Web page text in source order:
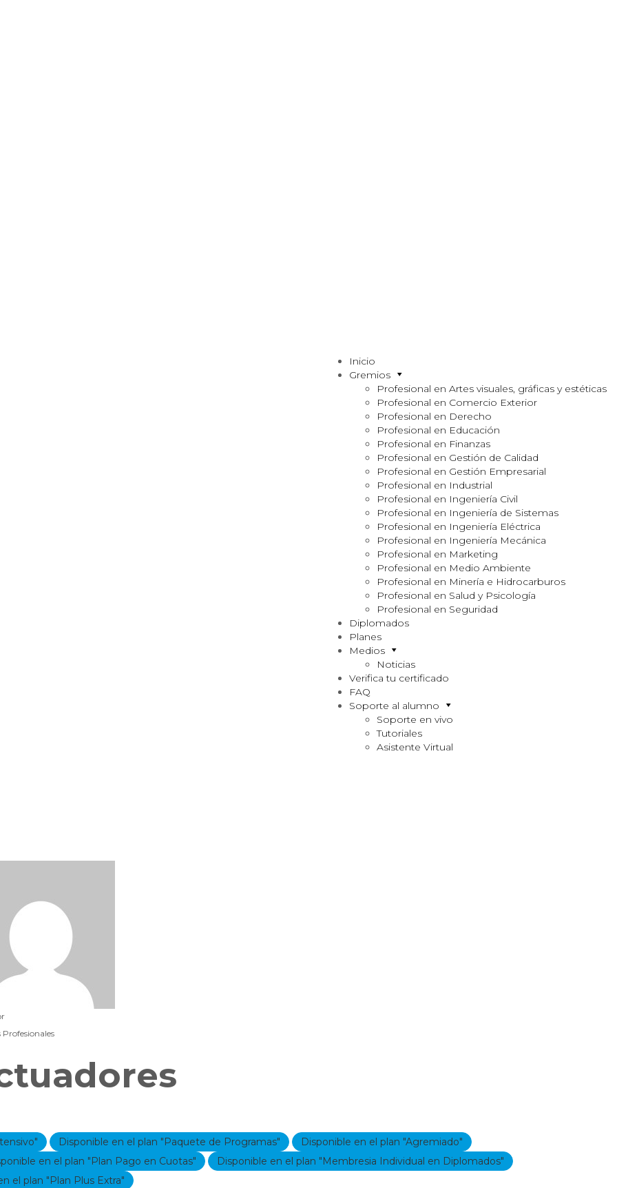
Inicio
Gremios
Profesional en Artes visuales, gráficas y estéticas
Profesional en Comercio Exterior
Profesional en Derecho
Profesional en Educación
Profesional en Finanzas
Profesional en Gestión de Calidad
Profesional en Gestión Empresarial
Profesional en Industrial
Profesional en Ingeniería Civil
Profesional en Ingeniería de Sistemas
Profesional en Ingeniería Eléctrica
Profesional en Ingeniería Mecánica
Profesional en Marketing
Profesional en Medio Ambiente
Profesional en Minería e Hidrocarburos
Profesional en Salud y Psicología
Profesional en Seguridad
Diplomados
Planes
Medios
Noticias
Verifica tu certificado
FAQ
Soporte al alumno
Soporte en vivo
Tutoriales
Asistente Virtual
Disponible en el plan "Paquete de Programas"
Disponible en el plan "Agremiado"
en el plan "Plan Pago en Cuotas"
Disponible en el plan "Membresia Individual en Diplomados"
el plan "Plan Plus Extra"